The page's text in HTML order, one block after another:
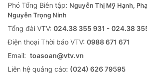
Phó Tổng Biên tập: Nguyễn Thị Mỹ Hạnh,
Nguyễn Trọng Ninh
Tổng đài VTV: 024.38 355 931 - 024.38
Ðiện thoại Thời báo VTV: 0988 671 671
Email: toasoan@vtv.vn
Liên hệ quảng cáo: (024) 626 79595